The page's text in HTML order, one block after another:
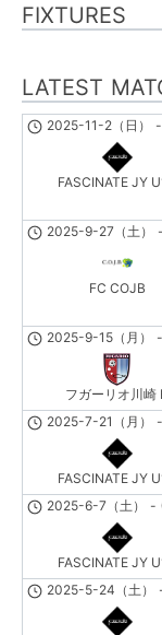
FIXTURES
LATEST
2025-11-2（日） -
FASCINATE JY
2025-9-27（土） -
FC COJB
2025-9-15（月） -
フガーリオ川崎
2025-7-21（月） -
FASCINATE JY
2025-6-7（土） -
FASCINATE JY
2025-5-24（土）